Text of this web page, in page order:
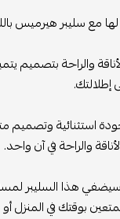
مع سليبر هيرميس
والراحة بتصميم
استثنائية وتصميم
والراحة في آن واحد.
سيضفي هذا السليبر
بوقتك في المنزل